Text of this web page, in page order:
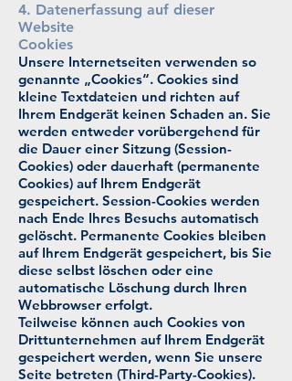
4. Datenerfassung auf dieser
Website
Cookies
Unsere Internetseiten verwenden so
genannte „Cookies“. Cookies sind
kleine Textdateien und richten auf
Ihrem Endgerät keinen Schaden an. Sie
werden entweder vorübergehend für
die Dauer einer Sitzung (Session-
Cookies) oder dauerhaft (permanente
Cookies) auf Ihrem Endgerät
gespeichert. Session-Cookies werden
nach Ende Ihres Besuchs automatisch
gelöscht. Permanente Cookies bleiben
auf Ihrem Endgerät gespeichert, bis Sie
diese selbst löschen oder eine
automatische Löschung durch Ihren
Webbrowser erfolgt.
Teilweise können auch Cookies von
Drittunternehmen auf Ihrem Endgerät
gespeichert werden, wenn Sie unsere
Seite betreten (Third-Party-Cookies).